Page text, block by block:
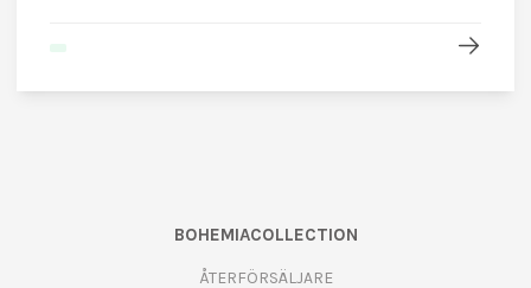
BOHEMIACOLLECTION
ÅTERFÖRSÄLJARE